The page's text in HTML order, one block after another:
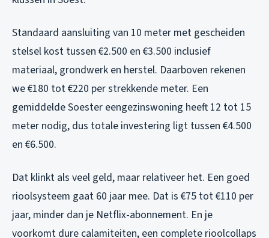
Standaard aansluiting van 10 meter met gescheiden
stelsel kost tussen €2.500 en €3.500 inclusief
materiaal, grondwerk en herstel. Daarboven rekenen
we €180 tot €220 per strekkende meter. Een
gemiddelde Soester eengezinswoning heeft 12 tot 15
meter nodig, dus totale investering ligt tussen €4.500
en €6.500.
Dat klinkt als veel geld, maar relativeer het. Een goed
rioolsysteem gaat 60 jaar mee. Dat is €75 tot €110 per
jaar, minder dan je Netflix-abonnement. En je
voorkomt dure calamiteiten, een complete rioolcollaps